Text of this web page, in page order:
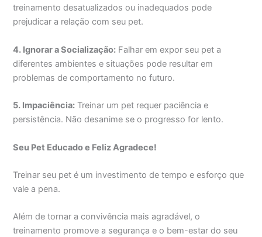
treinamento desatualizados ou inadequados pode
prejudicar a relação com seu pet.
4. Ignorar a Socialização: Falhar em expor seu pet a
diferentes ambientes e situações pode resultar em
problemas de comportamento no futuro.
5. Impaciência: Treinar um pet requer paciência e
persistência. Não desanime se o progresso for lento.
Seu Pet Educado e Feliz Agradece!
Treinar seu pet é um investimento de tempo e esforço que
vale a pena.
Além de tornar a convivência mais agradável, o
treinamento promove a segurança e o bem-estar do seu